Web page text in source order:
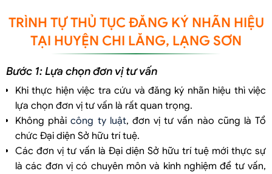
TRÌNH TỰ THỦ TỤC ĐĂNG KÝ NHÃN HIỆU
TẠI HUYỆN CHI LĂNG, LẠNG SƠN
Bước 1: Lựa chọn đơn vị tư vấn
Khi thực hiện việc tra cứu và đăng ký nhãn hiệu thì việc
lựa chọn đơn vị tư vấn là rất quan trọng.
Không phảicông ty luật, đơn vị tư vấn nào cũng là Tổ
chức Đại diện Sở hữu trí tuệ.
Các đơn vị tư vấn là Đại diện Sở hữu trí tuệ mới thực sự
là các đơn vị có chuyên môn và kinh nghiệm để tư vấn,